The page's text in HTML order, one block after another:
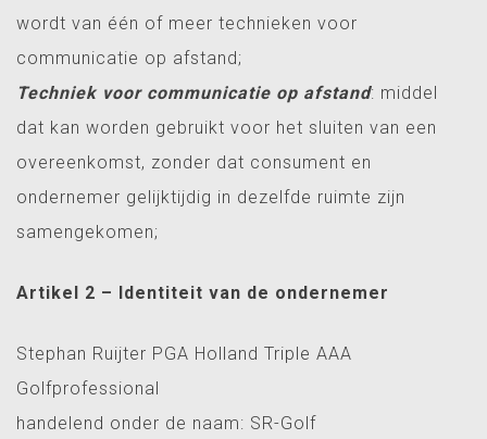
wordt van één of meer technieken voor
communicatie op afstand;
Techniek voor communicatie op afstand: middel
dat kan worden gebruikt voor het sluiten van een
overeenkomst, zonder dat consument en
ondernemer gelijktijdig in dezelfde ruimte zijn
samengekomen;
Artikel 2 – Identiteit van de ondernemer
Stephan Ruijter PGA Holland Triple AAA
Golfprofessional
handelend onder de naam: SR-Golf